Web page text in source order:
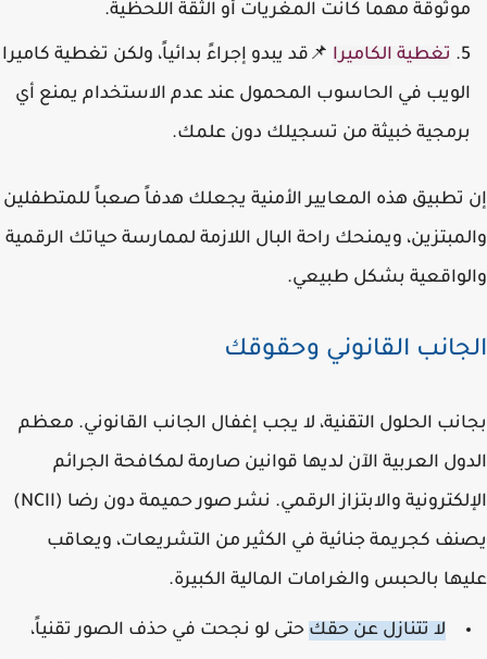
مهما كانت المغريات أو الثقة اللحظية.
تغطية الكاميرا📌قد يبدو إجراءً بدائياً، ولكن تغطية كاميرا
في الحاسوب المحمول عند عدم الاستخدام يمنع أي
خبيثة من تسجيلك دون علمك.
تطبيق هذه المعايير الأمنية يجعلك هدفاً صعباً للمتطفلين
ويمنحك راحة البال اللازمة لممارسة حياتك الرقمية
بشكل طبيعي.
القانوني وحقوقك
الحلول التقنية، لا يجب إغفال الجانب القانوني. معظم
العربية الآن لديها قوانين صارمة لمكافحة الجرائم
الإلكترونية والابتزاز الرقمي. نشر صور حميمة دون رضا (NCII)
كجريمة جنائية في الكثير من التشريعات، ويعاقب
بالحبس والغرامات المالية الكبيرة.
لا تتنازل عن حقكحتى لو نجحت في حذف الصور تقنياً،